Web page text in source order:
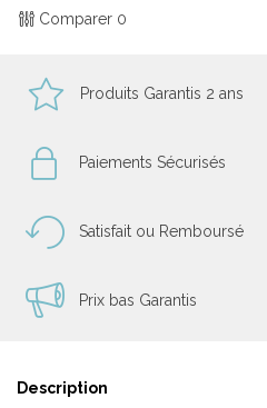
Comparer 0
Produits Garantis 2 ans
Paiements Sécurisés
Satisfait ou Remboursé
Prix bas Garantis
Description